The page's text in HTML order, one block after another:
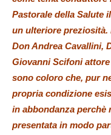
Pastorale della Salute
un ulteriore preziosità.
Don Andrea Cavallini,
Giovanni Scifoni
sono coloro che, pur
propria condizione
in abbondanza perchè
presentata in modo